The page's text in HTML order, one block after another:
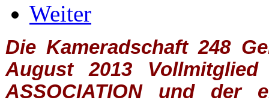
Weiter
Die Kameradschaft 248
August 2013
ASSOCIATIONund der